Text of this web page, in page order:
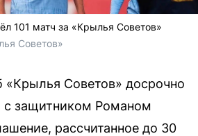
101 матч за «Крылья Советов»
Советов»
Советов» досрочно
с защитником Романом
рассчитанное до 30